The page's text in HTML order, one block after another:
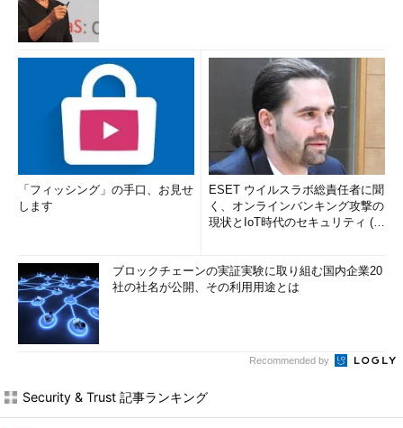
「フィッシング」の手口、お見せ
します
ESET ウイルスラボ総責任者に聞
く、オンラインバンキング攻撃の
現状とIoT時代のセキュリティ (1/
ブロックチェーンの実証実験に取り組む国内企業20
社の社名が公開、その利用用途とは
Recommended by
Security & Trust 記事ランキング